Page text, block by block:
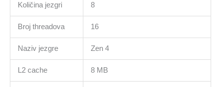
Količina jezgri 8
Broj threadova 16
Naziv jezgre Zen 4
L2 cache 8 MB